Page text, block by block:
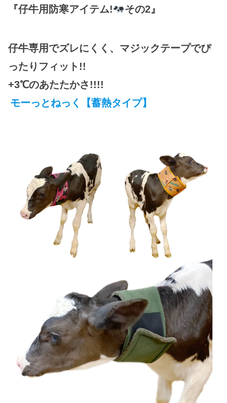
『仔牛用防寒アイテム! その2』
仔牛専用でズレにくく、マジックテープでぴ
ったりフィット!!
+3℃のあたたかさ!!!!
モーっとねっく【蓄熱タイプ】